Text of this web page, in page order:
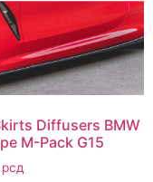
Diffusers BMW
M-Pack G15
рсд